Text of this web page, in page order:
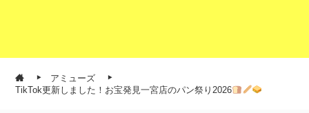
アミューズ
TikTok更新しました！お宝発見一宮店のパン祭り2026